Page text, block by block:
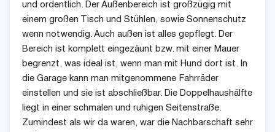
und ordentlich. Der Außenbereich ist großzügig mit
einem großen Tisch und Stühlen, sowie Sonnenschutz
wenn notwendig. Auch außen ist alles gepflegt. Der
Bereich ist komplett eingezäunt bzw. mit einer Mauer
begrenzt, was ideal ist, wenn man mit Hund dort ist. In
die Garage kann man mitgenommene Fahrräder
einstellen und sie ist abschließbar. Die Doppelhaushälfte
liegt in einer schmalen und ruhigen Seitenstraße.
Zumindest als wir da waren, war die Nachbarschaft sehr